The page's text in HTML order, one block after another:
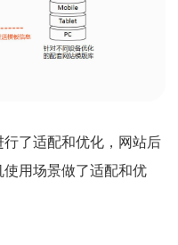
了适配和优化，网站后
用场景做了适配和优